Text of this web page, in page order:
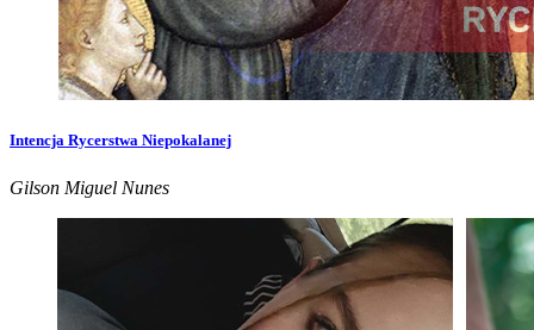
Intencja Rycerstwa Niepokalanej
Gilson Miguel Nunes